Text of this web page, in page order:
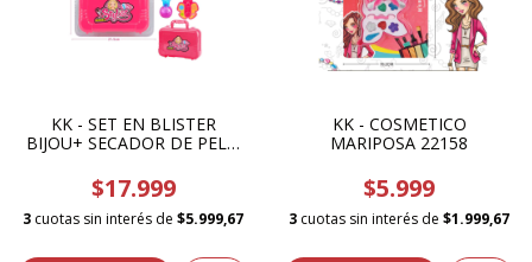
KK - SET EN BLISTER
BIJOU+ SECADOR DE PELO
$17.999
3 cuotas sin interés de $5.999,67
KK - COSMETICO
MARIPOSA 22158
$5.999
3 cuotas sin interés de $1.999,67